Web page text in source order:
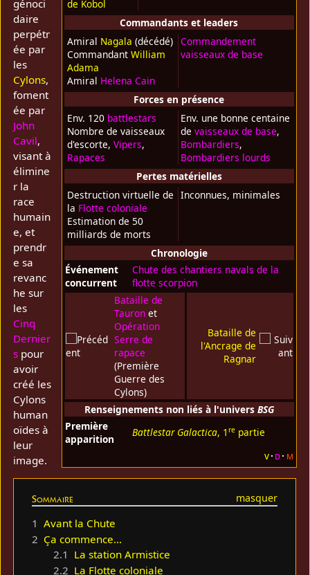
de Kobol
Commandants et leaders
Amiral Nagala (décédé)
Commandant William
Adama
Amiral Helena Cain
Commandement
vaisseaux de base
Forces en présence
Env. 120 battlestars
Nombre de vaisseaux
d'escorte, Vipers,
Rapaces
Env. une bonne centaine
de vaisseaux de base,
Bombardiers,
Bombardiers lourds
Pertes matérielles
Destruction virtuelle de
la Flotte coloniale
Estimation de 50
milliards de morts
Inconnues, minimales
Chronologie
Événement
concurrent
Chute des chantiers navals de la
flotte scorpion
Bataille de
Tauronet
Opération
Serre de
rapace
(Première
Guerre des
Cylons)
Bataille de
l'Ancrage de
Ragnar
Renseignements non liés à l'univers BSG
Première
apparition
Battlestar Galactica, 1 repartie
v d m
génoci
daire
perpétr
ée par
les
Cylons,
foment
ée par
John
Cavil,
visant à
élimine
r la
race
humain
e, et
prendr
e sa
revanc
he sur
les
Cinq
Dernier
s pour
avoir
créé les
Cylons
human
oïdes à
leur
image.
Sommaire
1 Avant la Chute
2 Ça commence...
2.1 La station Armistice
2.2 La Flotte coloniale